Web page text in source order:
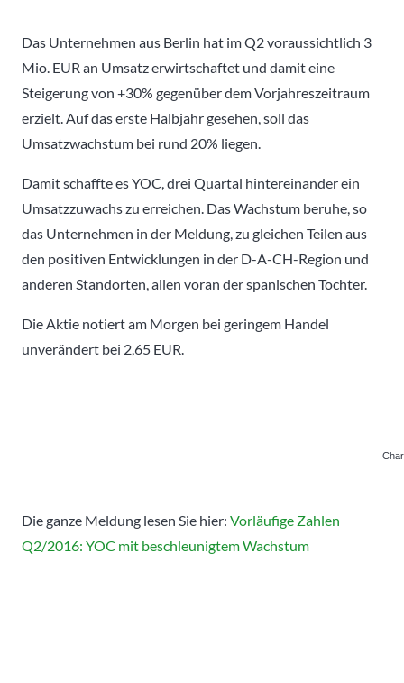
Das Unternehmen aus Berlin hat im Q2 voraussichtlich 3
Mio. EUR an Umsatz erwirtschaftet und damit eine
Steigerung von +30% gegenüber dem Vorjahreszeitraum
erzielt. Auf das erste Halbjahr gesehen, soll das
Umsatzwachstum bei rund 20% liegen.
Damit schaffte es YOC, drei Quartal hintereinander ein
Umsatzzuwachs zu erreichen. Das Wachstum beruhe, so
das Unternehmen in der Meldung, zu gleichen Teilen aus
den positiven Entwicklungen in der D-A-CH-Region und
anderen Standorten, allen voran der spanischen Tochter.
Die Aktie notiert am Morgen bei geringem Handel
unverändert bei 2,65 EUR.
Die ganze Meldung lesen Sie hier: Vorläufige Zahlen
Q2/2016: YOC mit beschleunigtem Wachstum